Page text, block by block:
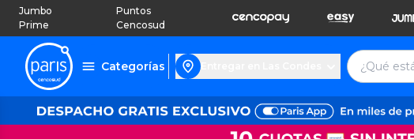
Jumbo
Prime
Puntos
Cencosud
Categorías